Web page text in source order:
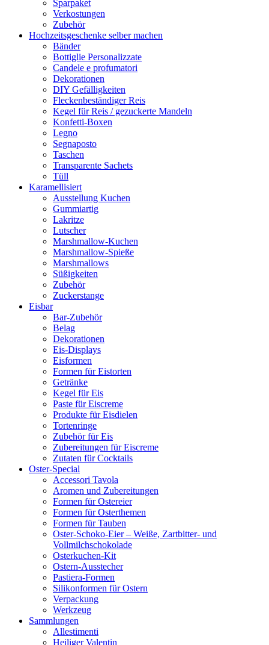
Sparpaket
Verkostungen
Zubehör
Hochzeitsgeschenke selber machen
Bänder
Bottiglie Personalizzate
Candele e profumatori
Dekorationen
DIY Gefälligkeiten
Fleckenbeständiger Reis
Kegel für Reis / gezuckerte Mandeln
Konfetti-Boxen
Legno
Segnaposto
Taschen
Transparente Sachets
Tüll
Karamellisiert
Ausstellung Kuchen
Gummiartig
Lakritze
Lutscher
Marshmallow-Kuchen
Marshmallow-Spieße
Marshmallows
Süßigkeiten
Zubehör
Zuckerstange
Eisbar
Bar-Zubehör
Belag
Dekorationen
Eis-Displays
Eisformen
Formen für Eistorten
Getränke
Kegel für Eis
Paste für Eiscreme
Produkte für Eisdielen
Tortenringe
Zubehör für Eis
Zubereitungen für Eiscreme
Zutaten für Cocktails
Oster-Special
Accessori Tavola
Aromen und Zubereitungen
Formen für Ostereier
Formen für Osterthemen
Formen für Tauben
Oster-Schoko-Eier – Weiße, Zartbitter- und
Vollmilchschokolade
Osterkuchen-Kit
Ostern-Ausstecher
Pastiera-Formen
Silikonformen für Ostern
Verpackung
Werkzeug
Sammlungen
Allestimenti
Heiliger Valentin